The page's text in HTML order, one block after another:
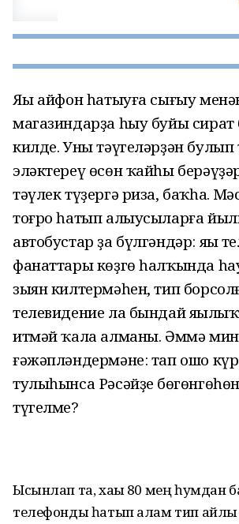
Яңы айфон һатыуға сығыу
магазиндарҙа һыу буйы
килде. Уны тәүгеләрҙән булып
эләктереү өсөн ҡайһы
тәүлек түҙергә риза, баҡһаң.
тоғро һатып алыусыларға
автобустар ҙа бүлгәндәр: яңы
фанаттары көҙгө һалҡында
зыян килтермәһен, тип
телевидение ла бындай
итмәй ҡала алманы. Әммә
ғәжәпләндермәне: тап ошо
тулыһынса Рәсәйҙең
түгелме?
Ысынлап та, хаҡы 80 мең һумдан
телефонды һатып алам тип айлыҡ